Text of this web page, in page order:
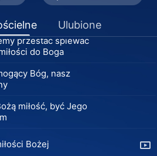
Ulubione
przestać śpiewać
do Boga
Bóg, nasz
miłość, być Jego
Bożej